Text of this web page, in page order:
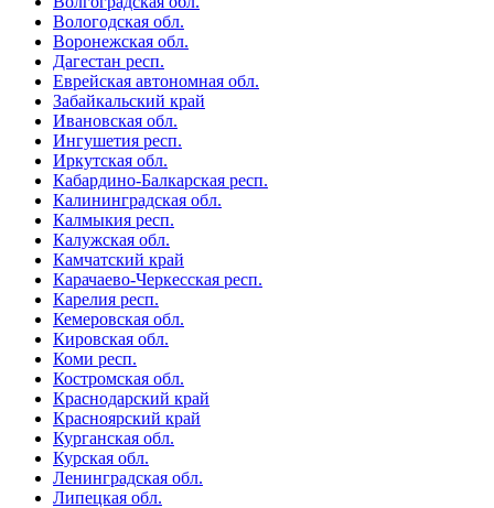
Вологодская обл.
Воронежская обл.
Дагестан респ.
Еврейская автономная обл.
Забайкальский край
Ивановская обл.
Ингушетия респ.
Иркутская обл.
Кабардино-Балкарская респ.
Калининградская обл.
Калмыкия респ.
Калужская обл.
Камчатский край
Карачаево-Черкесская респ.
Карелия респ.
Кемеровская обл.
Кировская обл.
Коми респ.
Костромская обл.
Краснодарский край
Красноярский край
Курганская обл.
Курская обл.
Ленинградская обл.
Липецкая обл.